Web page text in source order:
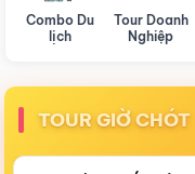
Combo Du
lịch
Tour Doanh
Nghiệp
TOUR GIỜ CHÓT